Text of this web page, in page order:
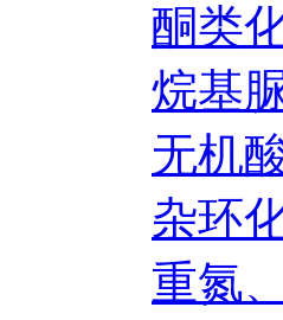
酮类
烷基
无机
杂环
重氮